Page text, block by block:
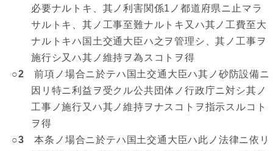
必要ナルトキ、其ノ利害関係1ノ都道府県ニ止マラ
サルトキ、其ノ工事至難ナルトキ又ハ其ノ工費至大
ナルトキハ国土交通大臣ハ之ヲ管理シ、其ノ工事ヲ
施行シ又ハ其ノ維持ヲ為スコトヲ得
○2 前項ノ場合ニ於テハ国土交通大臣ハ其ノ砂防設備ニ
因リ特ニ利益ヲ受クル公共団体ノ行政庁ニ対シ其ノ
工事ノ施行又ハ其ノ維持ヲナスコトヲ指示スルコト
ヲ得
○3 本条ノ場合ニ於テハ国土交通大臣ハ此ノ法律ニ依リ